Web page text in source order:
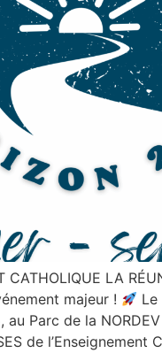
CATHOLIQUE LA
majeur !
au Parc de la
de l’Enseignement